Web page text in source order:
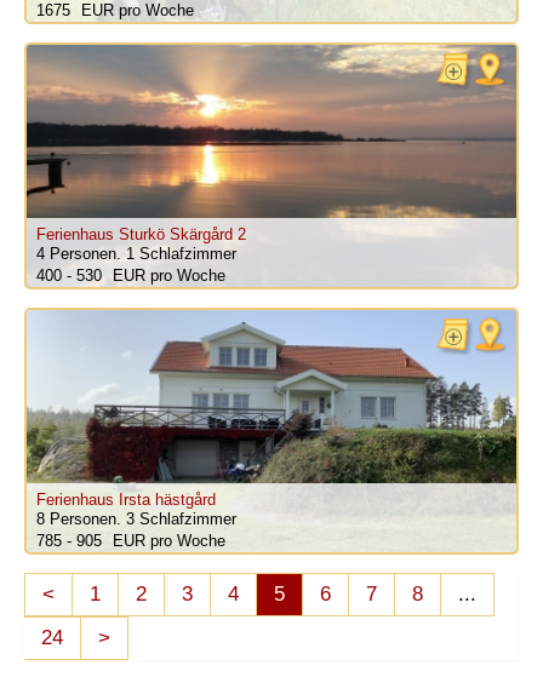
1675
pro Woche
Ferienhaus Sturkö Skärgård 2
4 Personen. 1 Schlafzimmer
400 - 530
pro Woche
Ferienhaus Irsta hästgård
8 Personen. 3 Schlafzimmer
785 - 905
pro Woche
< 1 2 3 4 5 6 7 8
...
24
>